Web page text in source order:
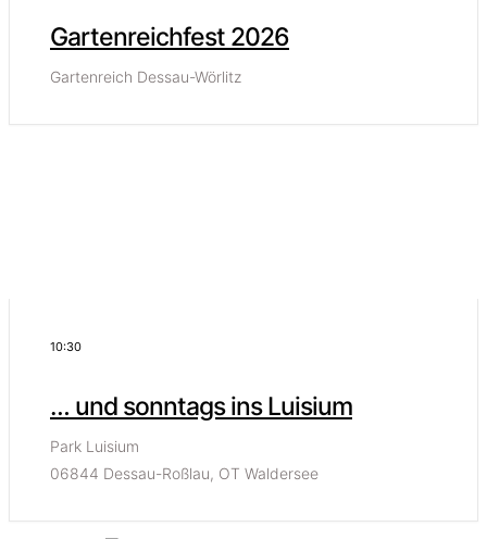
Gartenreichfest 2026
Gartenreich Dessau-Wörlitz
10:30
… und sonntags ins Luisium
Park Luisium
06844 Dessau-Roßlau, OT Waldersee